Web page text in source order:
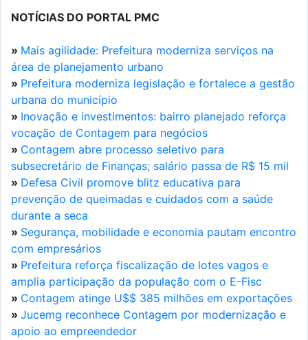
NOTÍCIAS DO PORTAL PMC
» Mais agilidade: Prefeitura moderniza serviços na
área de planejamento urbano
» Prefeitura moderniza legislação e fortalece a gestão
urbana do município
» Inovação e investimentos: bairro planejado reforça
vocação de Contagem para negócios
» Contagem abre processo seletivo para
subsecretário de Finanças; salário passa de R$ 15 mil
» Defesa Civil promove blitz educativa para
prevenção de queimadas e cuidados com a saúde
durante a seca
» Segurança, mobilidade e economia pautam encontro
com empresários
» Prefeitura reforça fiscalização de lotes vagos e
amplia participação da população com o E-Fisc
» Contagem atinge U$$ 385 milhões em exportações
» Jucemg reconhece Contagem por modernização e
apoio ao empreendedor